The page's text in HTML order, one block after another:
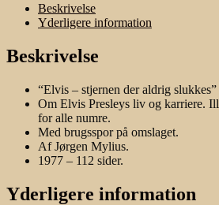
aldrig
antal
Beskrivelse
Yderligere information
Beskrivelse
“Elvis – stjernen der aldrig slukkes”
Om Elvis Presleys liv og karriere.
for alle numre.
Med brugsspor på omslaget.
Af Jørgen Mylius.
1977 – 112 sider.
Yderligere information